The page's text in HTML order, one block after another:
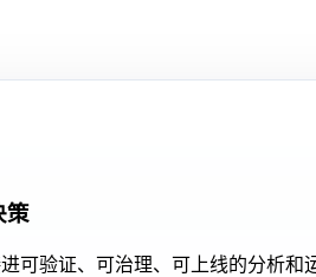
策
可验证、可治理、可上线的分析和